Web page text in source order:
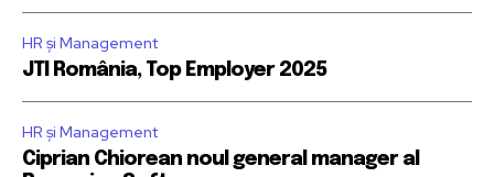
HR și Management
JTI România, Top Employer 2025
HR și Management
Ciprian Chiorean noul general manager al